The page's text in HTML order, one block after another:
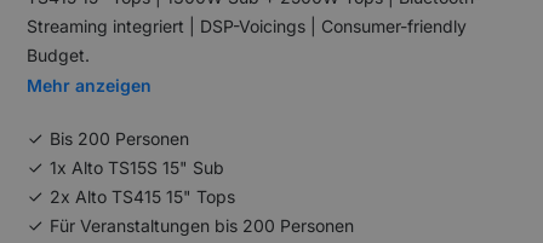
Streaming integriert | DSP-Voicings | Consumer-friendly
Budget.
Mehr anzeigen
Bis 200 Personen
1x Alto TS15S 15" Sub
2x Alto TS415 15" Tops
Für Veranstaltungen bis 200 Personen